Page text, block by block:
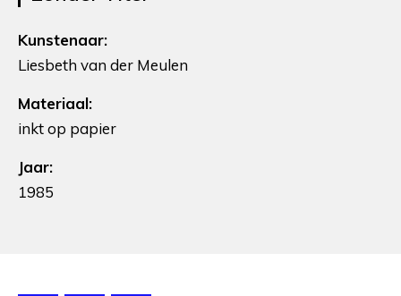
Kunstenaar:
Liesbeth van der Meulen
Materiaal:
inkt op papier
Jaar:
1985